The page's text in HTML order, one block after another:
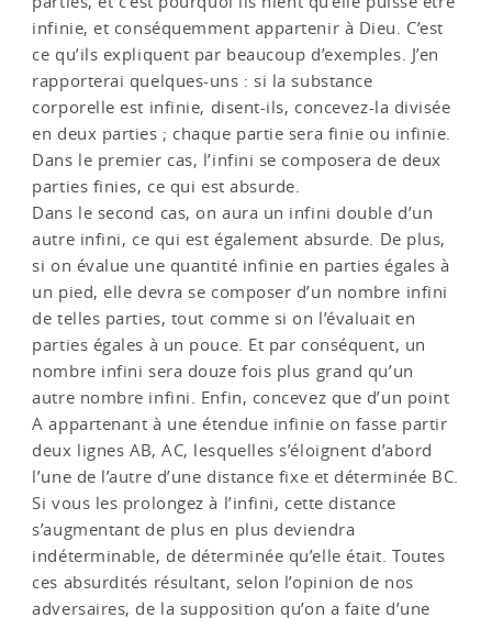
infinie, et conséquemment appartenir à Dieu. C’est
ce qu’ils expliquent par beaucoup d’exemples. J’en
rapporterai quelques-uns : si la substance
corporelle est infinie, disent-ils, concevez-la divisée
en deux parties ; chaque partie sera finie ou infinie.
Dans le premier cas, l’infini se composera de deux
parties finies, ce qui est absurde.
Dans le second cas, on aura un infini double d’un
autre infini, ce qui est également absurde. De plus,
si on évalue une quantité infinie en parties égales à
un pied, elle devra se composer d’un nombre infini
de telles parties, tout comme si on l’évaluait en
parties égales à un pouce. Et par conséquent, un
nombre infini sera douze fois plus grand qu’un
autre nombre infini. Enfin, concevez que d’un point
A appartenant à une étendue infinie on fasse partir
deux lignes AB, AC, lesquelles s’éloignent d’abord
l’une de l’autre d’une distance fixe et déterminée BC.
Si vous les prolongez à l’infini, cette distance
s’augmentant de plus en plus deviendra
indéterminable, de déterminée qu’elle était. Toutes
ces absurdités résultant, selon l’opinion de nos
adversaires, de la supposition qu’on a faite d’une